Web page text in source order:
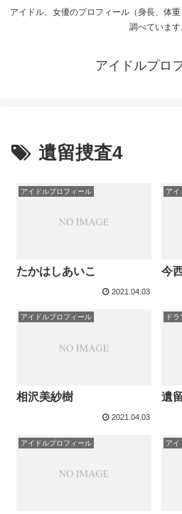
アイドル、女優のプロフィール（身長、体
調べています
アイドルプロ
遺留捜査4
アイドルプロフィール
たかはしあいこ
2021.04.03
アイ
今
アイドルプロフィール
相沢美紗樹
2021.04.03
ドラ
遺
アイドルプロフィール アイ